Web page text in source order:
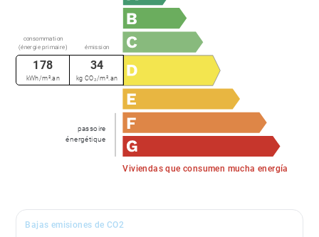
Viviendas que consumen mucha energía
passoire
énergétique
consommation
(énergie primaire)
émission
178
kWh/m².an
34
kg CO₂/m².an
Bajas emisiones de CO2